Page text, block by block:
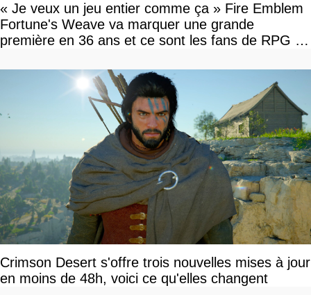
« Je veux un jeu entier comme ça » Fire Emblem
Fortune's Weave va marquer une grande
première en 36 ans et ce sont les fans de RPG en
Crimson Desert s'offre trois nouvelles mises à jour
en moins de 48h, voici ce qu'elles changent